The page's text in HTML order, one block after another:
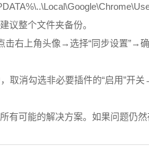
议整个文件夹备份。
右上角头像→选择“同步设置”→
取消勾选非必要插件的“启用”
有可能的解决方案。如果问题仍